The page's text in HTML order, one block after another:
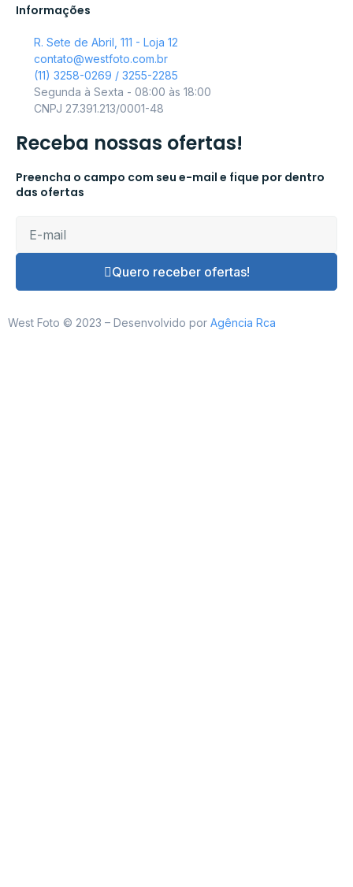
Informações
R. Sete de Abril, 111 - Loja 12
contato@westfoto.com.br
(11) 3258-0269 / 3255-2285
Segunda à Sexta - 08:00 às 18:00
CNPJ 27.391.213/0001-48
Receba nossas ofertas!
Preencha o campo com seu e-mail e fique por dentro
das ofertas
Quero receber ofertas!
West Foto © 2023 – Desenvolvido por Agência Rca